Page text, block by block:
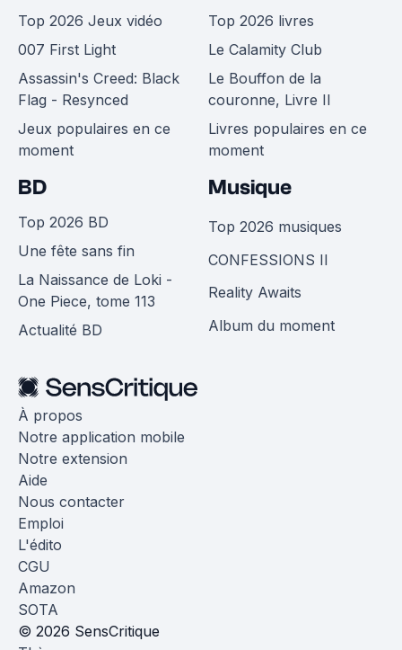
Top 2026 Jeux vidéo
007 First Light
Assassin's Creed: Black
Flag - Resynced
Jeux populaires en ce
moment
Top 2026 livres
Le Calamity Club
Le Bouffon de la
couronne, Livre II
Livres populaires en ce
moment
BD
Top 2026 BD
Une fête sans fin
La Naissance de Loki -
One Piece, tome 113
Actualité BD
Musique
Top 2026 musiques
CONFESSIONS II
Reality Awaits
Album du moment
À propos
Notre application mobile
Notre extension
Aide
Nous contacter
Emploi
L'édito
CGU
Amazon
SOTA
© 2026 SensCritique